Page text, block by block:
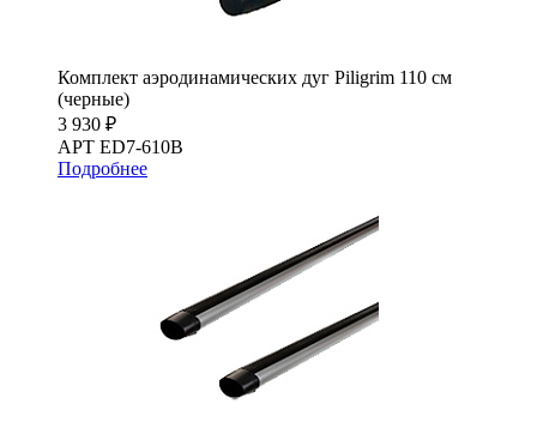
Комплект аэродинамических дуг Piligrim 110 см
(черные)
3 930 ₽
АРТ ED7-610B
Подробнее